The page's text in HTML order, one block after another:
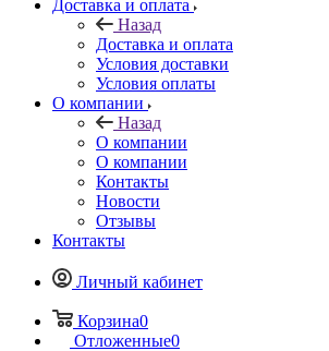
Доставка и оплата
Назад
Доставка и оплата
Условия доставки
Условия оплаты
О компании
Назад
О компании
О компании
Контакты
Новости
Отзывы
Контакты
Личный кабинет
Корзина0
Отложенные0